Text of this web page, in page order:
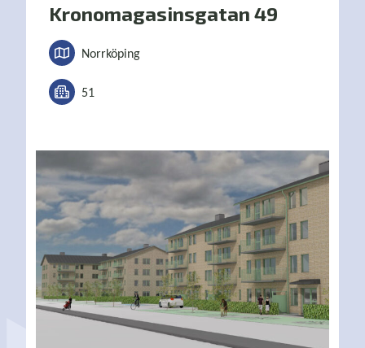
Kronomagasinsgatan 49
Norrköping
51